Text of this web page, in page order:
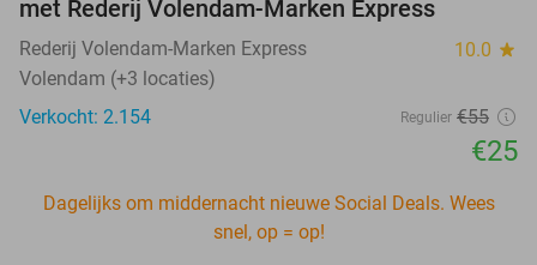
met Rederij Volendam-Marken Express
Rederij Volendam-Marken Express 10.0 star
Volendam (+3 locaties)
Verkocht: 2.154
Regulier €55
€25
Dagelijks om middernacht nieuwe Social Deals. Wees
snel, op = op!